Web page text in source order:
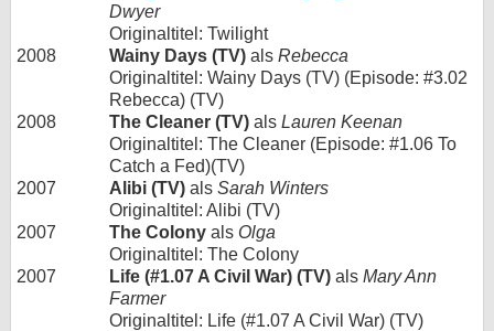
Dwyer
Originaltitel: Twilight
2008
Wainy Days (TV) als Rebecca
Originaltitel: Wainy Days (TV) (Episode: #3.02
Rebecca) (TV)
2008
The Cleaner (TV) als Lauren Keenan
Originaltitel: The Cleaner (Episode: #1.06 To
Catch a Fed)(TV)
2007
Alibi (TV) als Sarah Winters
Originaltitel: Alibi (TV)
2007
The Colony als Olga
Originaltitel: The Colony
2007
Life (#1.07 A Civil War) (TV) als Mary Ann
Farmer
Originaltitel: Life (#1.07 A Civil War) (TV)